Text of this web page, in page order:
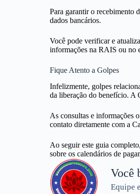
Para garantir o recebimento
dados bancários.
Você pode verificar e
informações na RAIS ou no
Fique Atento a Golpes
Infelizmente, golpes
da liberação do benefício. A
As consultas e informações
contato diretamente com a
Ao seguir este guia
sobre os calendários de
Você
Equipe